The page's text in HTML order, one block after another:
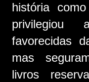
história
privilegiou
favorecidas
mas
livros